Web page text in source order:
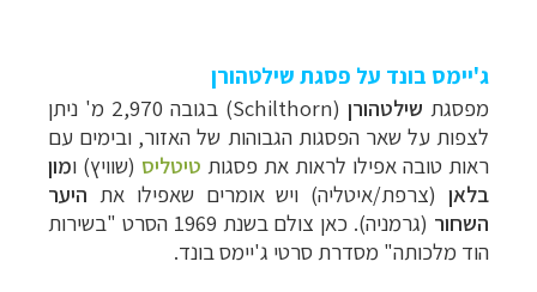
ג'יימס בונד על פסגת שילטהורן
מפסגת שילטהורן (
Schilthorn) ב
גובה 2,970 מ' ניתן
לצפות על שאר הפסגות הגבוהות של האזור, ובימים עם
ראות טובה אפילו לראות את פסגות טיטליס (שוויץ) ומון
בלאן (צרפת/איטליה) ויש אומרים שאפילו את היער
השחור (גרמניה). כאן צולם בשנת 1969 הסרט
"בשירות
הוד מלכותה" מסדרת סרטי ג'יימס בונד.